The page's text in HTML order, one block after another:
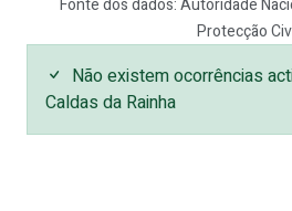
Fonte dos dados: Autoridade
Protecção
Não existem ocorrências
Caldas da Rainha